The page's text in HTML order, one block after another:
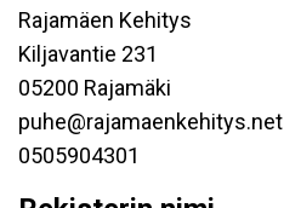
Rajamäen Kehitys
Kiljavantie 231
05200 Rajamäki
puhe@rajamaenkehitys.net
0505904301